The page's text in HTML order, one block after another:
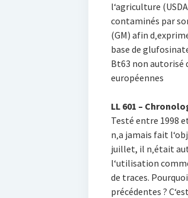
l‘agriculture
contaminés par
(GM) afin
base de
Bt63 non autorisé
européennes
LL 601 –
Testé entre 1998
n‚a jamais fait
juillet, il n‚était
l‘utilisation
de traces.
précédentes ?